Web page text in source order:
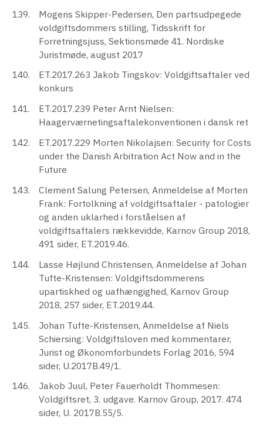
Mogens Skipper-Pedersen, Den partsudpegede
voldgiftsdommers stilling, Tidsskrift for
Forretningsjuss, Sektionsmøde 41. Nordiske
Juristmøde, august 2017
ET.2017.263 Jakob Tingskov: Voldgiftsaftaler ved
konkurs
ET.2017.239 Peter Arnt Nielsen:
Haagerværnetingsaftalekonventionen i dansk ret
ET.2017.229 Morten Nikolajsen: Security for Costs
under the Danish Arbitration Act Now and in the
Future
Clement Salung Petersen, Anmeldelse af Morten
Frank: Fortolkning af voldgiftsaftaler - patologier
og anden uklarhed i forståelsen af
voldgiftsaftalers rækkevidde, Karnov Group 2018,
491 sider, ET.2019.46.
Lasse Højlund Christensen, Anmeldelse af Johan
Tufte-Kristensen: Voldgiftsdommerens
upartiskhed og uafhængighed, Karnov Group
2018, 257 sider, ET.2019.44.
Johan Tufte-Kristensen, Anmeldelse af Niels
Schiersing: Voldgiftsloven med kommentarer,
Jurist og Økonomforbundets Forlag 2016, 594
sider, U.2017B.49/1.
Jakob Juul, Peter Fauerholdt Thommesen:
Voldgiftsret, 3. udgave. Karnov Group, 2017. 474
sider, U. 2017B.55/5.